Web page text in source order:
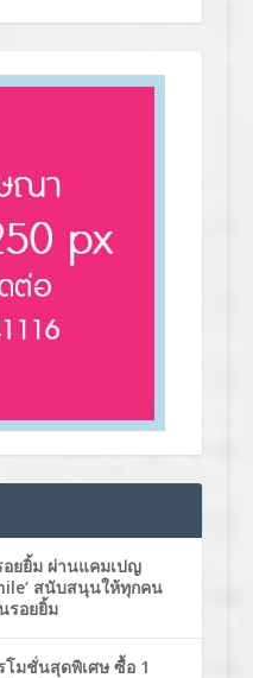
ยยิ้ม ผ่านแคมเปญ
สนับสนุนให้ทุกคน
รอยยิ้ม
โมชั่นสุดพิเศษ ซื้อ 1